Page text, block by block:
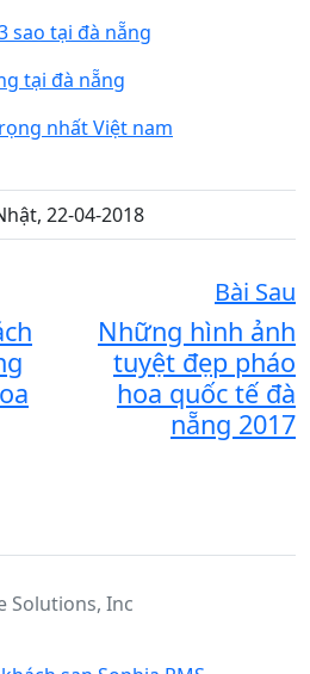
sao tại đà nẵng
tại đà nẵng
nhất Việt nam
22-04-2018
Bài Sau
Những hình ảnh
tuyệt đẹp pháo
hoa quốc tế đà
nẵng 2017
Solutions, Inc